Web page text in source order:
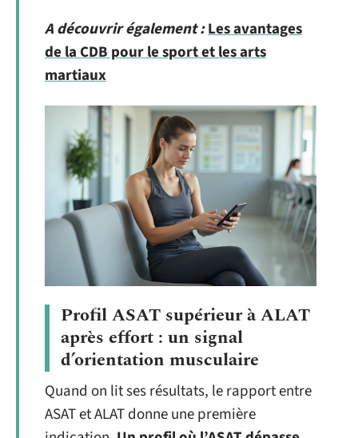
A découvrir également :Les avantages
de la CDB pour le sport et les arts
martiaux
Profil ASAT supérieur à ALAT
après effort : un signal
d’orientation musculaire
Quand on lit ses résultats, le rapport entre
ASAT et ALAT donne une première